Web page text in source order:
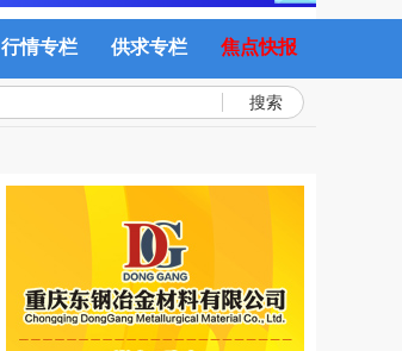
行情专栏 供求专栏 焦点快报
搜索